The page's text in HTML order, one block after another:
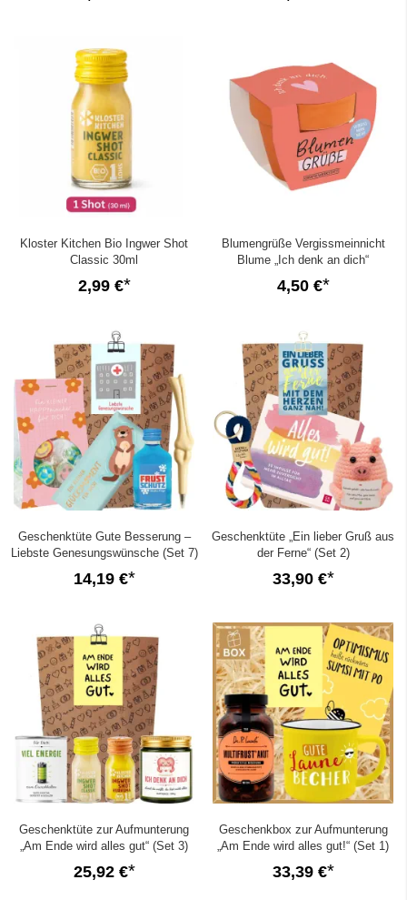
Kloster Kitchen Bio Ingwer Shot
Classic 30ml
2,99 €
Blumengrüße Vergissmeinnicht
Blume „Ich denk an dich“
4,50 €
Geschenktüte Gute Besserung –
Liebste Genesungswünsche (Set 7)
14,19 €
Geschenktüte „Ein lieber Gruß aus
der Ferne“ (Set 2)
33,90 €
Geschenktüte zur Aufmunterung
„Am Ende wird alles gut“ (Set 3)
25,92 €
Geschenkbox zur Aufmunterung
„Am Ende wird alles gut!“ (Set 1)
33,39 €